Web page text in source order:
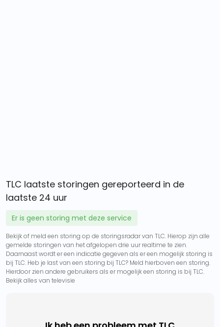
TLC laatste storingen gereporteerd in de
laatste 24 uur
Er is geen storing met deze service
Bekijk of meld een storing op de storingsradar van TLC. Hierop zijn alle
gemelde storingen van het afgelopen drie uur realtime te zien.
Daarnaast wordt er een indicatie gegeven als er een mogelijk storing is
bij TLC. Heb je last van een storing bij TLC? Meld hierboven een storing.
Hierdoor zien andere gebruikers als er mogelijk een storing is bij TLC.
Bekijk alles van televisie